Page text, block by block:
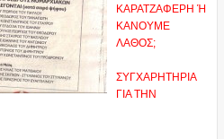
ΚΑΡΑΤΖΑΦΕΡΗ Ή
ΚΑΝΟΥΜΕ
ΛΑΘΟΣ;
ΣΥΓΧΑΡΗΤΗΡΙΑ
ΓΙΑ ΤΗΝ